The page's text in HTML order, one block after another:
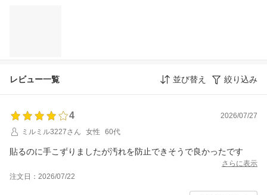
レビュー一覧 並び替え 絞り込み
4
2026/07/27
ミルミル3227さん
女性 60代
貼るのに手こずりましたが汚れを防止できそうで良かったです
さらに表示
注文日：2026/07/22